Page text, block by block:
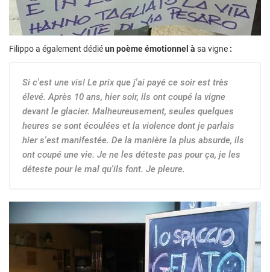
Filippo a également dédiéun poème émotionnel à sa vigne :
Si c'est une vis! Le prix que j'ai payé ce soir est très
élevé. Après 10 ans, hier soir, ils ont coupé la vigne
devant le glacier. Malheureusement, seules quelques
heures se sont écoulées et la violence dont je parlais
hier s'est manifestée. De la manière la plus absurde, ils
ont coupé une vie. Je ne les déteste pas pour ça, je les
déteste pour le mal qu'ils font. Je pleure.